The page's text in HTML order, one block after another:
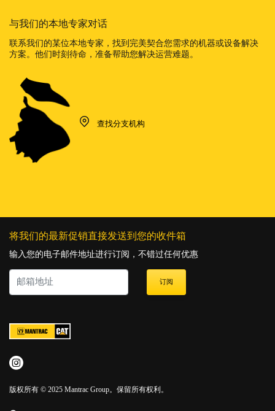
与我们的本地专家对话
联系我们的某位本地专家，找到完美契合您需求的机器或设备解决
方案。他们时刻待命，准备帮助您解决运营难题。
查找分支机构
将我们的最新促销直接发送到您的收件箱
输入您的电子邮件地址进行订阅，不错过任何优惠
订阅
版权所有 © 2025 Mantrac Group。保留所有权利。